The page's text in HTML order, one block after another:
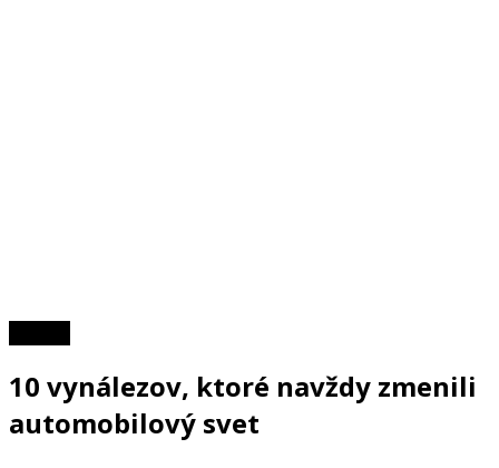
10 vynálezov, ktoré navždy zmenili
automobilový svet